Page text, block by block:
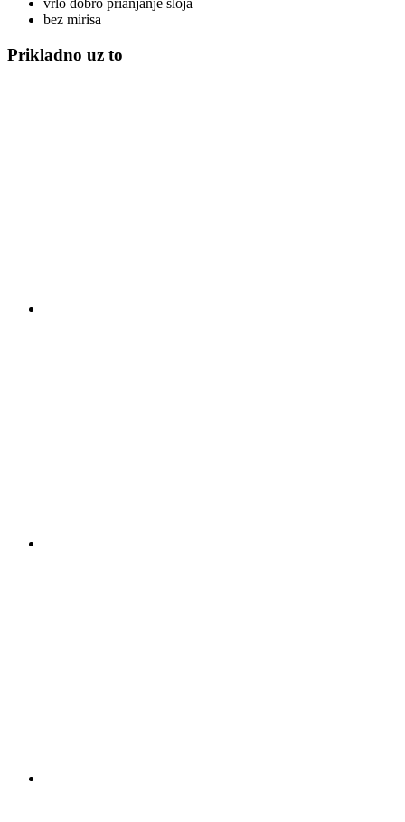
vrlo dobro prianjanje sloja
bez mirisa
Prikladno uz to